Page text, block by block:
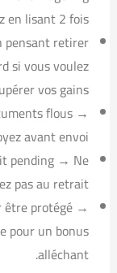
lisant 2 fois ;
pensant retirer
si vous voulez
vos gains ;
flous →
avant envoi ;
pending → Ne
pas au retrait ;
être protégé →
pour un bonus
alléchant.